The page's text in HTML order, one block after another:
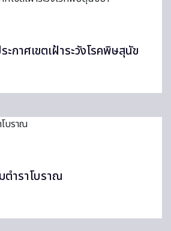
กาศเขตเฝ้าระวังโรคพิษสุนัข
ำราโบราณ